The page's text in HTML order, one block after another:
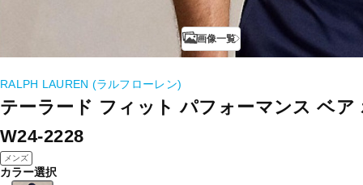
画像一覧
RALPH LAUREN (ラルフローレン)
テーラード フィット パフォーマンス ベア
W24-2228
メンズ
カラー選択